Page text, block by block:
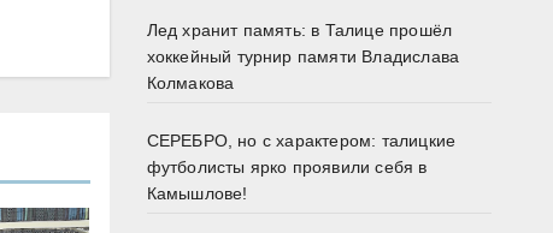
Лед хранит память: в Талице прошёл
хоккейный турнир памяти Владислава
Колмакова
СЕРЕБРО, но с характером: талицкие
футболисты ярко проявили себя в
Камышлове!